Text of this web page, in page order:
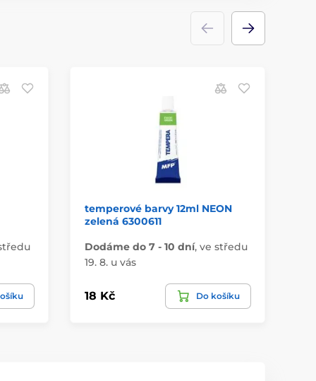
temperové barvy 12ml NEON
zelená 6300611
Dodáme do 7 - 10 dní, ve středu
19. 8. u vás
18 Kč Do košíku